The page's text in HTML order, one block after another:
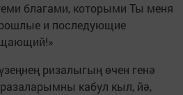
благами, которыми Ты меня
и последующие
ризалыгың өчен генә
кабул кыл, йә,